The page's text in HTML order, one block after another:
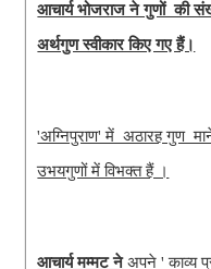
आचार्य भोजराज ने गुणों  की
अर्थगुण स्वीकार किए गए हैं।
'अग्निपुराण' में  अठारह गुण
उभयगुणों में विभक्त हैं ।
आचार्य मम्मट ने अपने ' काव्य